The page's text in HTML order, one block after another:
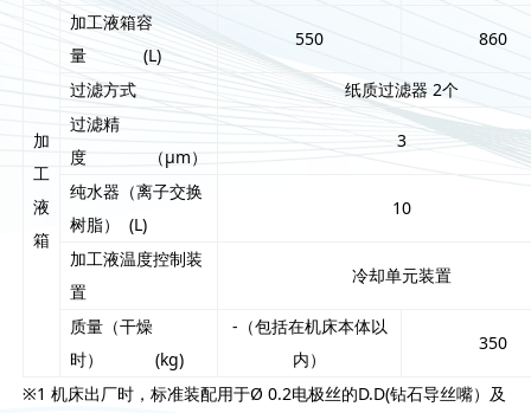
加
工
液
箱
加工液箱容
量 (L)
550 860
过滤方式
纸质过滤器 2个
过滤精
度 （μm）
3
纯水器（离子交换
树脂） (L)
10
加工液温度控制装
置
冷却单元装置
质量（干燥
时） (kg)
-（包括在机床本体以
内）
350
※1 机床出厂时，标准装配用于Ø 0.2电极丝的D.D(钻石导丝嘴）及